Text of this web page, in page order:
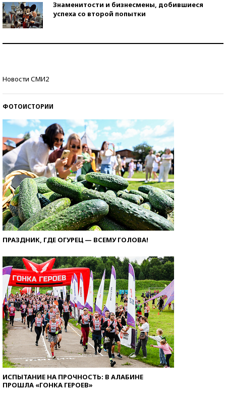
Знаменитости и бизнесмены, добившиеся
успеха со второй попытки
Новости СМИ2
ФОТОИСТОРИИ
ПРАЗДНИК, ГДЕ ОГУРЕЦ — ВСЕМУ ГОЛОВА!
ИСПЫТАНИЕ НА ПРОЧНОСТЬ: В АЛАБИНЕ
ПРОШЛА «ГОНКА ГЕРОЕВ»